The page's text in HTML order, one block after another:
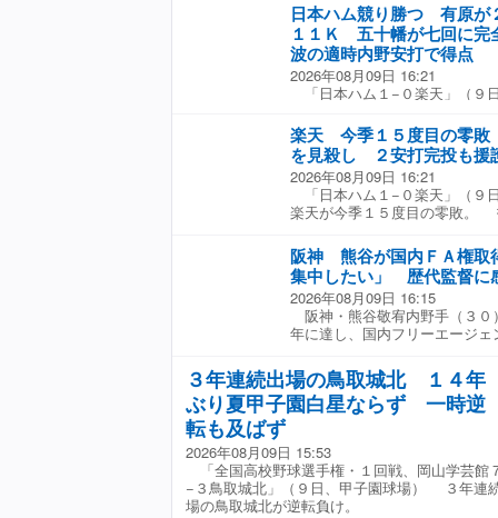
日本ハム競り勝つ 有原が
１１Ｋ 五十幡が七回に完
波の適時内野安打で得点
2026年08月09日 16:21
「日本ハム１−０楽天」（
タイの貯金１３とした。 先発
で４勝目。再三走者を背負い
奪った。 打線は楽天先発・古
走者も出せなかったが、七回
水野の三塁への犠打でバント
死三塁とすると、万波が前進
楽天 今季１５度目の零
を見殺し ２安打完投も援
2026年08月09日 16:21
「日本ハム１−０楽天」（
楽天が今季１５度目の零敗。
たが後が続けなかった。その
った。 先発の古謝は８回２安
８人を完全に抑えた。七回先
１死三塁から万波の遊撃への
阪神 熊谷が国内ＦＡ権取
集中したい」 歴代監督に
2026年08月09日 16:15
阪神・熊谷敬宥内野手（３
年に達し、国内フリーエージ
フト３位で入団。昨季は自己
８日時点で６０試合に出場。
でチームに貢献している。 中
ム大阪で取材に応じた本人は
て（起用してもらって）ここ
に感謝してます」と受け止め
ーズンに集中したいなと思っ
３年連続出場の鳥取城北 １４年
ぶり夏甲子園白星ならず 一時逆
転も及ばず
2026年08月09日 15:53
「全国高校野球選手権・１回戦、岡山学芸館
−３鳥取城北」（９日、甲子園球場） ３年連
場の鳥取城北が逆転負け。